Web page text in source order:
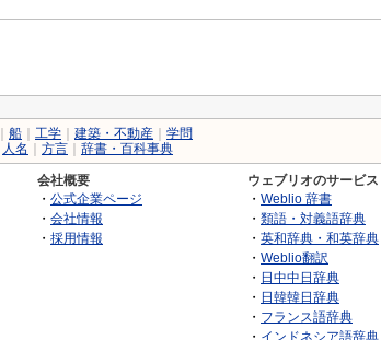
船 工学 建築・不動産
学問
人名 方言 辞書・百科事典
会社概要
・ 公式企業ページ
・ 会社情報
・ 採用情報
ウェブリオのサービス
・ Weblio 辞書
・ 類語・対義語辞典
・ 英和辞典・和英辞典
・ Weblio翻訳
・ 日中中日辞典
・ 日韓韓日辞典
・ フランス語辞典
・ インドネシア語辞典